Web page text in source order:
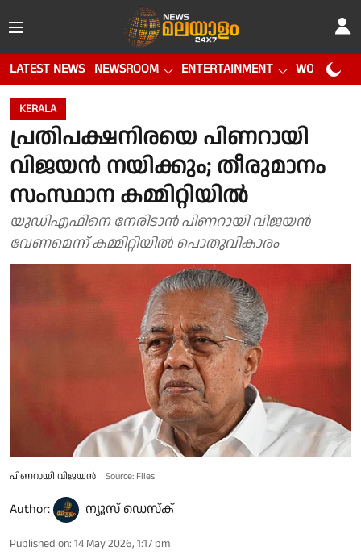
LATEST NEWS NEWSROOM ENTERTAINMENT WORLD CUP
KERALA
പ്രതിപക്ഷനിരയെ പിണറായി
വിജയൻ നയിക്കും; തീരുമാനം
സംസ്ഥാന കമ്മിറ്റിയിൽ
യുഡിഎഫിനെ നേരിടാൻ പിണറായി വിജയൻ
വേണമെന്ന് കമ്മിറ്റിയിൽ പൊതുവികാരം
പിണറായി വിജയൻ Source: Files
Author: ന്യൂസ് ഡെസ്ക്
Published on: 14 May 2026, 1:17 pm